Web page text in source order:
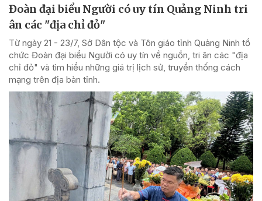
Đoàn đại biểu Người có uy tín Quảng Ninh tri
ân các "địa chỉ đỏ"
Từ ngày 21 - 23/7, Sở Dân tộc và Tôn giáo tỉnh Quảng Ninh tổ
chức Đoàn đại biểu Người có uy tín về nguồn, tri ân các "địa
chỉ đỏ" và tìm hiểu những giá trị lịch sử, truyền thống cách
mạng trên địa bàn tỉnh.